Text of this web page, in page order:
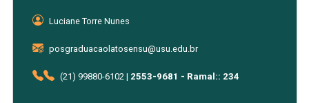
Luciane Torre Nunes
posgraduacaolatosensu@usu.edu.br
(21) 99880-6102 | 2553-9681 - Ramal:: 234